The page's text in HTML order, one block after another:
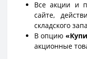
Все акции и
сайте,
складского
В опцию
акционные